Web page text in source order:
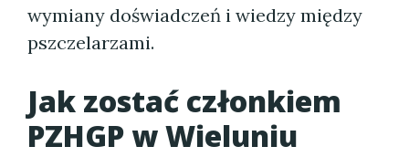
wymiany doświadczeń i wiedzy między
pszczelarzami.
Jak zostać członkiem
PZHGP w Wieluniu